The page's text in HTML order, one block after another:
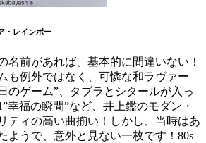
・レインボー
名前があれば、基本的に間違いない！
も例外ではなく、可憐な和ラヴァー
のゲーム”、タブラとシタールが入っ
幸福の瞬間”など、井上鑑のモダン・
ティの高い曲揃い！しかし、当時はあ
ようで、意外と見ない一枚です！80s